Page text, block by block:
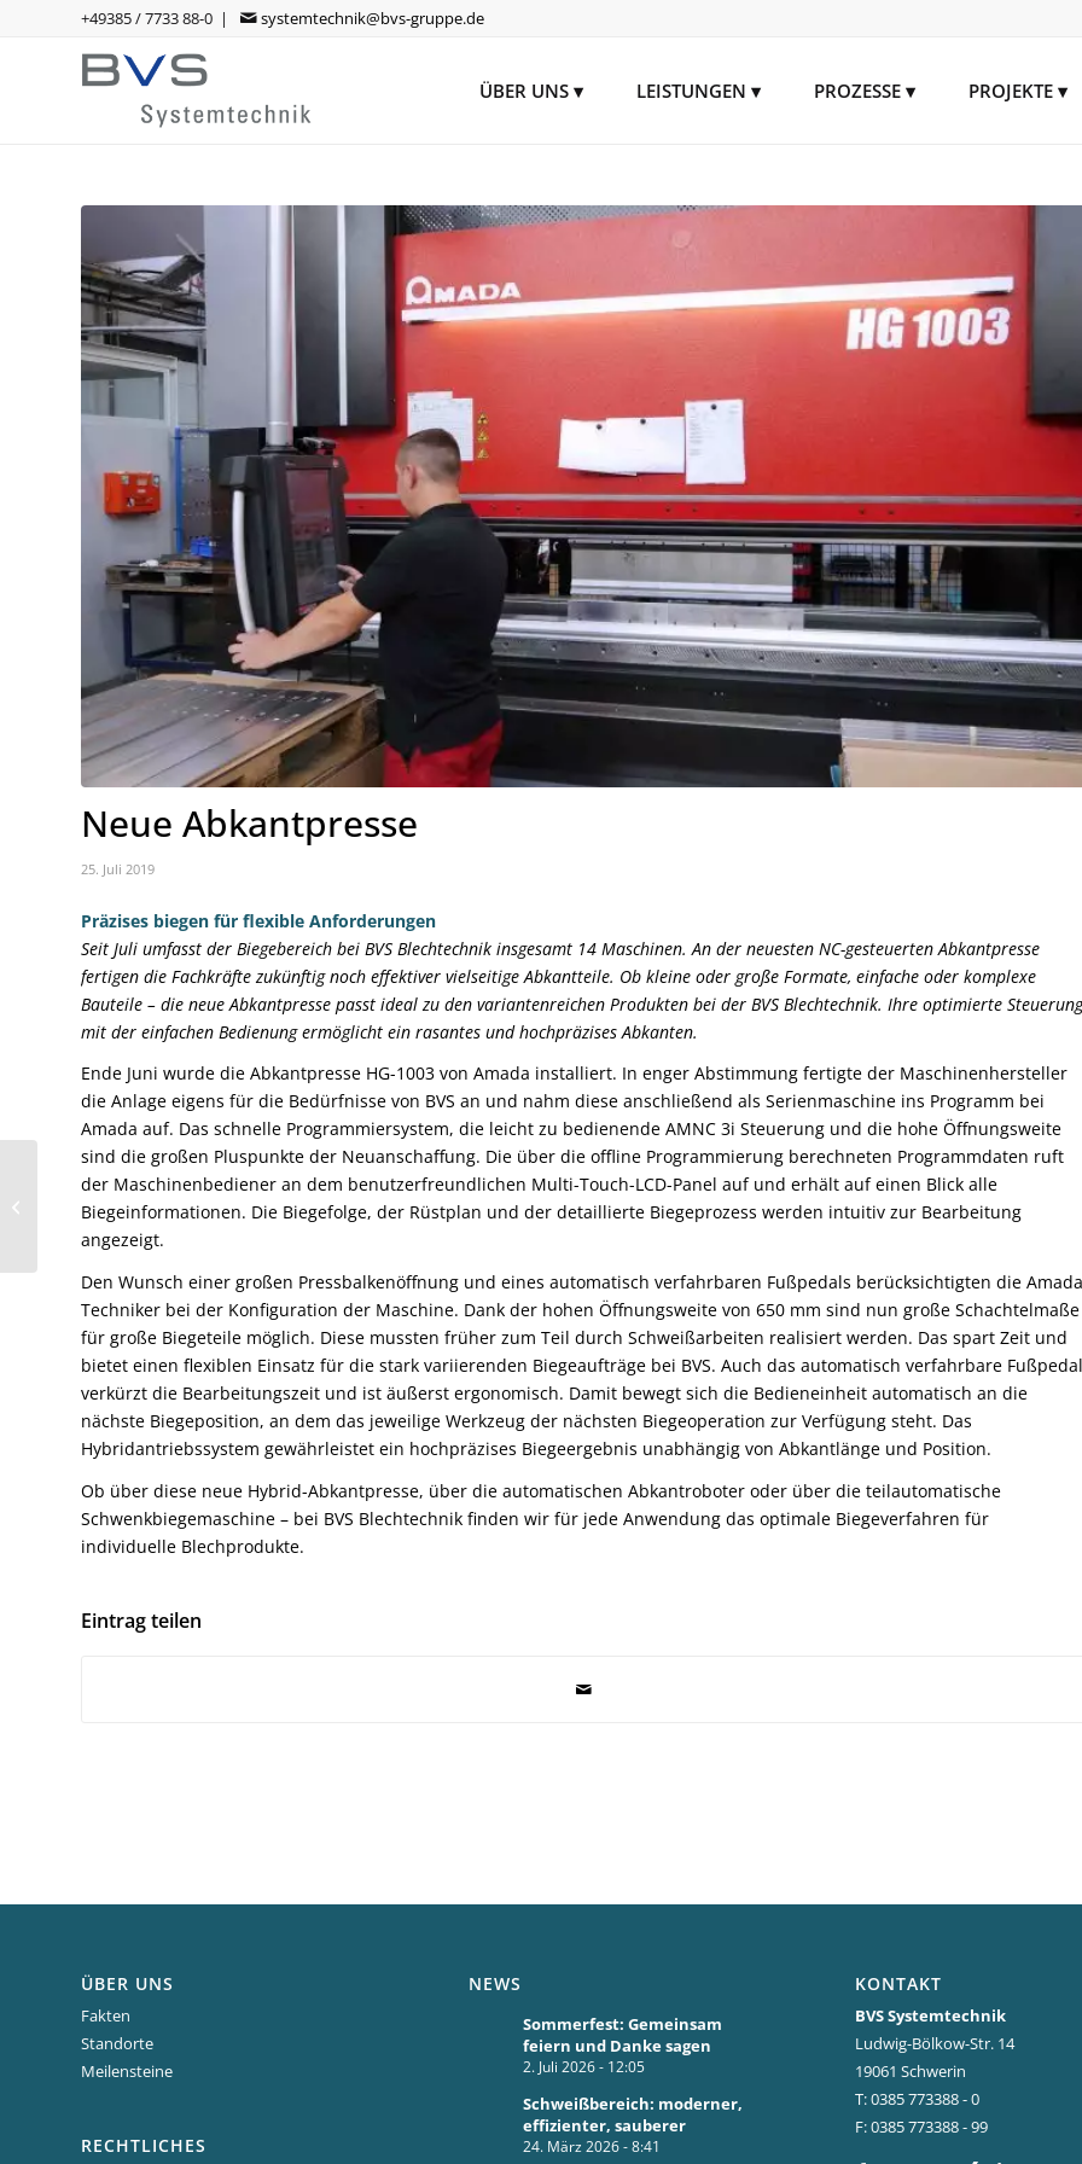
+49385 / 7733 88-0 | systemtechnik@bvs-gruppe.de
ÜBER UNS LEISTUNGEN PROZESSE PROJEKTE
Neue Abkantpresse
25. Juli 2019
Präzises biegen für flexible Anforderungen
Seit Juli umfasst der Biegebereich bei BVS Blechtechnik insgesamt 14 Maschinen. An der neuesten NC-gesteuerten Abkantpresse
fertigen die Fachkräfte zukünftig noch effektiver vielseitige Abkantteile. Ob kleine oder große Formate, einfache oder komplexe
Bauteile – die neue Abkantpresse passt ideal zu den variantenreichen Produkten bei der BVS Blechtechnik. Ihre optimierte Steuerung
mit der einfachen Bedienung ermöglicht ein rasantes und hochpräzises Abkanten.
Ende Juni wurde die Abkantpresse HG-1003 von Amada installiert. In enger Abstimmung fertigte der Maschinenhersteller
die Anlage eigens für die Bedürfnisse von BVS an und nahm diese anschließend als Serienmaschine ins Programm bei
Amada auf. Das schnelle Programmiersystem, die leicht zu bedienende AMNC 3i Steuerung und die hohe Öffnungsweite
sind die großen Pluspunkte der Neuanschaffung. Die über die offline Programmierung berechneten Programmdaten ruft
der Maschinenbediener an dem benutzerfreundlichen Multi-Touch-LCD-Panel auf und erhält auf einen Blick alle
Biegeinformationen. Die Biegefolge, der Rüstplan und der detaillierte Biegeprozess werden intuitiv zur Bearbeitung
angezeigt.
Den Wunsch einer großen Pressbalkenöffnung und eines automatisch verfahrbaren Fußpedals berücksichtigten die Amada
Techniker bei der Konfiguration der Maschine. Dank der hohen Öffnungsweite von 650 mm sind nun große Schachtelmaße
für große Biegeteile möglich. Diese mussten früher zum Teil durch Schweißarbeiten realisiert werden. Das spart Zeit und
bietet einen flexiblen Einsatz für die stark variierenden Biegeaufträge bei BVS. Auch das automatisch verfahrbare Fußpedal
verkürzt die Bearbeitungszeit und ist äußerst ergonomisch. Damit bewegt sich die Bedieneinheit automatisch an die
nächste Biegeposition, an dem das jeweilige Werkzeug der nächsten Biegeoperation zur Verfügung steht. Das
Hybridantriebssystem gewährleistet ein hochpräzises Biegeergebnis unabhängig von Abkantlänge und Position.
Ob über diese neue Hybrid-Abkantpresse, über die automatischen Abkantroboter oder über die teilautomatische
Schwenkbiegemaschine – bei BVS Blechtechnik finden wir für jede Anwendung das optimale Biegeverfahren für
individuelle Blechprodukte.
Eintrag teilen
ÜBER UNS
Fakten
Standorte
Meilensteine
RECHTLICHES
NEWS
Sommerfest: Gemeinsam
feiern und Danke sagen
2. Juli 2026 - 12:05
Schweißbereich: moderner,
effizienter, sauberer
24. März 2026 - 8:41
KONTAKT
BVS Systemtechnik
Ludwig-Bölkow-Str. 14
19061 Schwerin
T: 0385 773388 - 0
F: 0385 773388 - 99
Neuer
Unternehmensfilm